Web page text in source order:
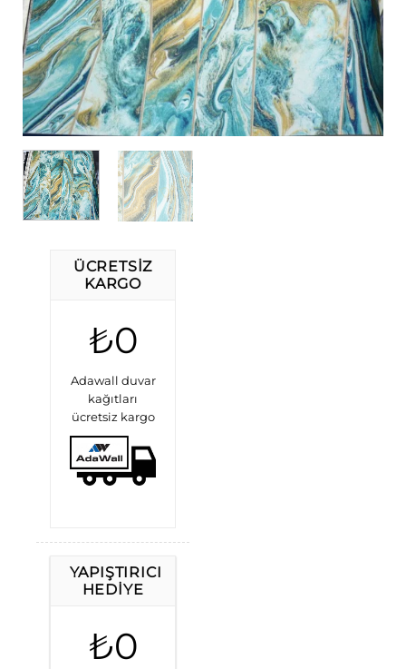
ÜCRETSIZ
KARGO
₺0
Adawall duvar
kağıtları
ücretsiz kargo
YAPIŞTIRICI
HEDIYE
₺0